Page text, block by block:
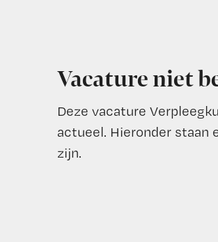
Vacature niet
Deze vacature
actueel. Hieronder staan
zijn.